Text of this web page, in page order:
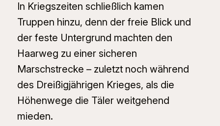
In Kriegszeiten schließlich kamen
Truppen hinzu, denn der freie Blick und
der feste Untergrund machten den
Haarweg zu einer sicheren
Marschstrecke – zuletzt noch während
des Dreißigjährigen Krieges, als die
Höhenwege die Täler weitgehend
mieden.